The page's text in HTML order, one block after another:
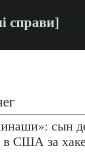
справи]
сын
США за